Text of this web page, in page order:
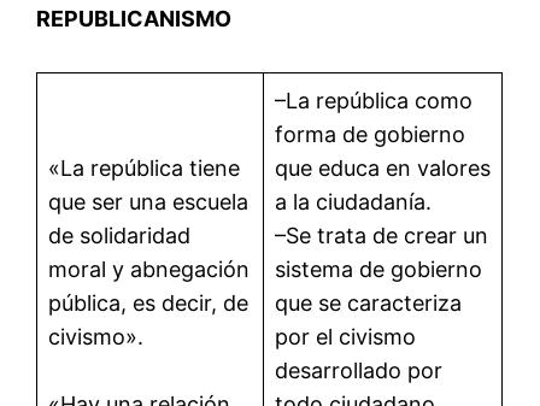
REPUBLICANISMO
«La república tiene
que ser una escuela
de solidaridad
moral y abnegación
pública, es decir, de
civismo».
–La república como
forma de gobierno
que educa en valores
a la ciudadanía.
–Se trata de crear un
sistema de gobierno
que se caracteriza
por el civismo
desarrollado por